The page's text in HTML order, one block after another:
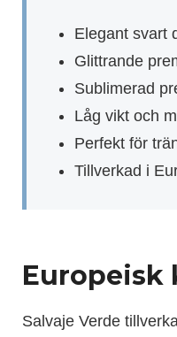
Elegant svart
Glittrande
Sublimerad
Låg vikt och
Perfekt för
Tillverkad i
Europeisk
Salvaje Verde